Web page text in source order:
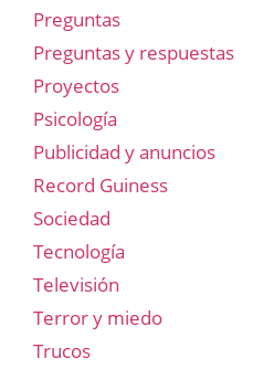
Preguntas
Preguntas y respuestas
Proyectos
Psicología
Publicidad y anuncios
Record Guiness
Sociedad
Tecnología
Televisión
Terror y miedo
Trucos